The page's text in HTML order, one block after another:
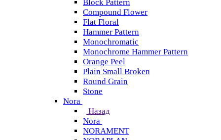
Block Pattern
Compound Flower
Flat Floral
Hammer Pattern
Monochromatic
Monochrome Hammer Pattern
Orange Peel
Plain Small Broken
Round Grain
Stone
Nora
Назад
Nora
NORAMENT